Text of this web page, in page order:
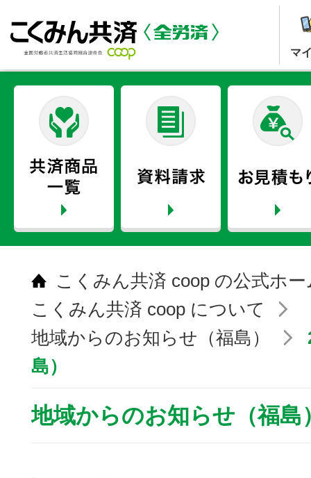
マ
こくみん共済 coop の公式ホ
こくみん共済 coop について
地域からのお知らせ（福島）
島）
地域からのお知らせ（福島